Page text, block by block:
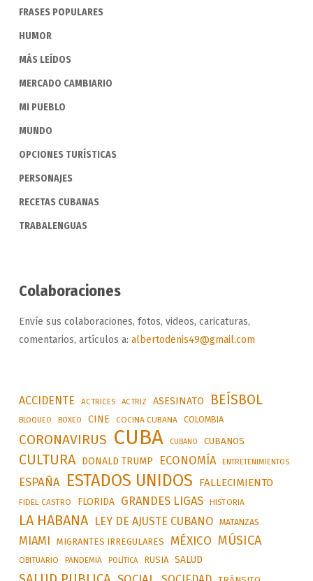
FRASES POPULARES
HUMOR
MÁS LEÍDOS
MERCADO CAMBIARIO
MI PUEBLO
MUNDO
OPCIONES TURÍSTICAS
PERSONAJES
RECETAS CUBANAS
TRABALENGUAS
Colaboraciones
Envíe sus colaboraciones, fotos, videos, caricaturas,
comentarios, artículos a: albertodenis49@gmail.com
ACCIDENTE ACTRICES ACTRIZ ASESINATO BEÍSBOL
BLOQUEO BOXEO CINE COCINA CUBANA COLOMBIA
CORONAVIRUS CUBA CUBANO CUBANOS
CULTURA DONALD TRUMP ECONOMÍA ENTRETENIMIENTOS
ESPAÑA ESTADOS UNIDOS FALLECIMIENTO
FIDEL CASTRO FLORIDA GRANDES LIGAS HISTORIA
LA HABANA LEY DE AJUSTE CUBANO MATANZAS
MIAMI MIGRANTES IRREGULARES MÉXICO MÚSICA
OBITUARIO PANDEMIA POLÍTICA RUSIA SALUD